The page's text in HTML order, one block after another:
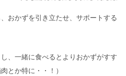
おかずを引き立たせ、サポートする
、一緒に食べるとよりおかずがすす
とか特に・・！）